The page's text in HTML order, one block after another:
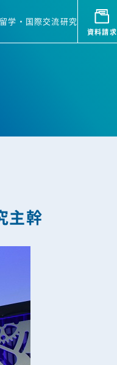
留学・国際交流研究
資料請求